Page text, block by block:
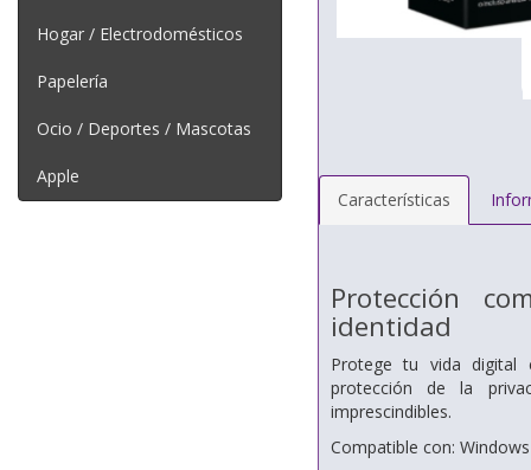
Hogar / Electrodomésticos
Papelería
Ocio / Deportes / Mascotas
Apple
Características
Protección
identidad
Protege tu vida digital
protección de la
imprescindibles.
Compatible con: